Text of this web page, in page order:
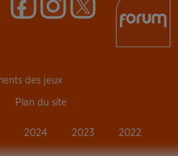
des jeux
Plan du site
2024 2023 2022